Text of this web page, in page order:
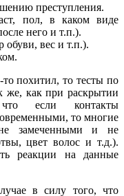
преступления.
пол, в каком виде
него и т.п.).
обуви, вес и т.п.).
похитил, то тесты по
же, как при раскрытии
если контакты
то многие
замеченными и не
цвет волос и т.д.).
реакции на данные
в силу того, что